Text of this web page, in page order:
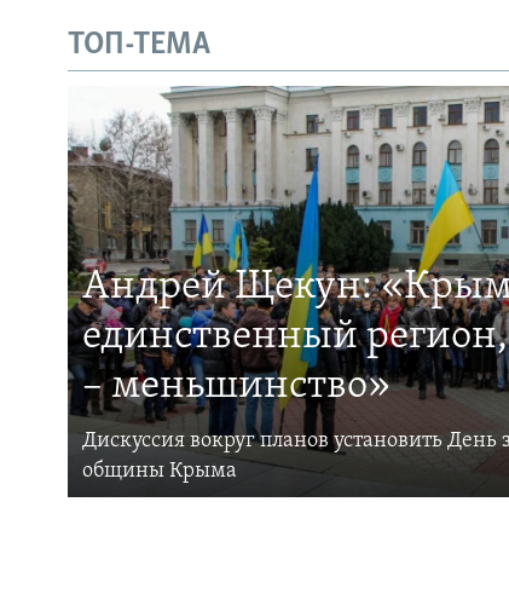
ТОП-ТЕМА
Андрей Щекун:
единственный
– меньшинство»
Дискуссия вокруг планов установить
общины Крыма